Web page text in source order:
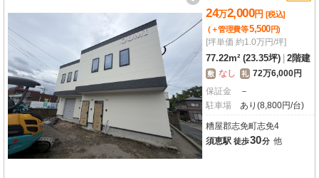
24万2,000円 [税込]
(＋管理費等5,500円)
[坪単価 約1.0万円/坪]
77.22m² (23.35坪) 2階建
敷 なし 礼 72万6,000円
保証金
－
駐車場
あり(8,800円/台)
糟屋郡志免町志免4
須恵駅 徒歩30分 他